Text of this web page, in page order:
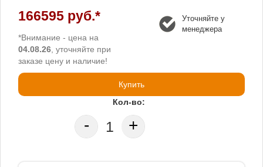
166595 руб.*
*Внимание - цена на
04.08.26 , уточняйте при
заказе цену и наличие!
Уточняйте у
менеджера
Купить
Кол-во:
- +